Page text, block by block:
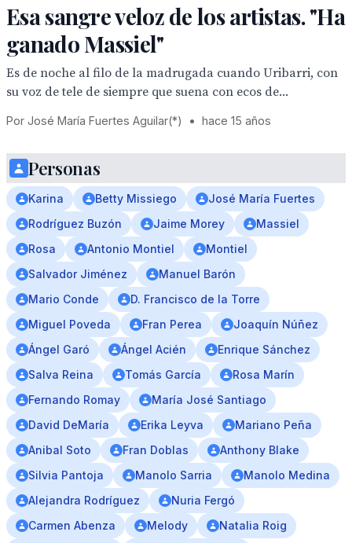
Esa sangre veloz de los artistas. "Ha
ganado Massiel"
Es de noche al filo de la madrugada cuando Uribarri, con
su voz de tele de siempre que suena con ecos de...
Por José María Fuertes Aguilar(*) • hace 15 años
Personas
Karina Betty Missiego
José María Fuertes
Rodríguez Buzón
Jaime Morey
Massiel
Rosa
Antonio Montiel
Montiel
Salvador Jiménez
Manuel Barón
Mario Conde
D. Francisco de la Torre
Miguel Poveda
Fran Perea
Joaquín Núñez
Ángel Garó
Ángel Acién
Enrique Sánchez
Salva Reina
Tomás García
Rosa Marín
Fernando Romay
María José Santiago
David DeMaría
Erika Leyva
Mariano Peña
Anibal Soto
Fran Doblas
Anthony Blake
Silvia Pantoja
Manolo Sarria
Manolo Medina
Alejandra Rodríguez
Nuria Fergó
Carmen Abenza
Melody
Natalia Roig